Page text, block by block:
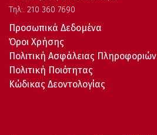
Τηλ:. 210 360 7690
Προσωπικά Δεδομένα
Όροι Χρήσης
Πολιτική Ασφάλειας Πληροφοριών
Πολιτική Ποιότητας
Κώδικας Δεοντολογίας